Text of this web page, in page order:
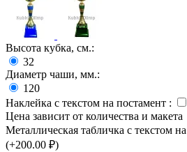
Высота кубка, см.:
32
Диаметр чаши, мм.:
120
Наклейка с текстом на постамент :
Цена зависит от количества и макета
Металлическая табличка с текстом
(+200.00 ₽)